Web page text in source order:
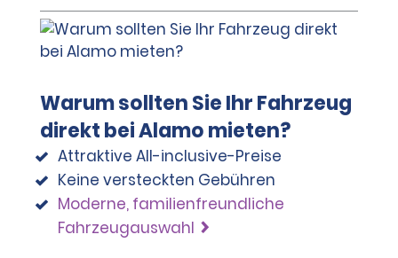
Warum sollten Sie Ihr Fahrzeug
direkt bei Alamo mieten?
Attraktive All-inclusive-Preise
Keine versteckten Gebühren
Moderne, familienfreundliche
Fahrzeugauswahl